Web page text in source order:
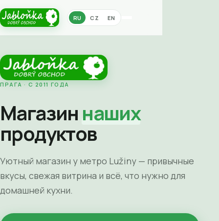
RU CZ EN
ПРАГА · С 2011 ГОДА
Магазин наших
продуктов
Уютный магазин у метро Lužiny — привычные
вкусы, свежая витрина и всё, что нужно для
домашней кухни.